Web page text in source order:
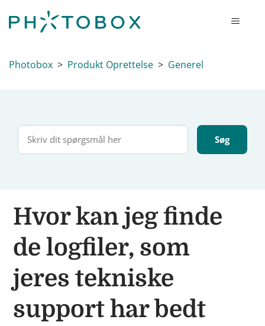
Photobox Produkt Oprettelse Generel
Hvor kan jeg finde
de logfiler, som
jeres tekniske
support har bedt